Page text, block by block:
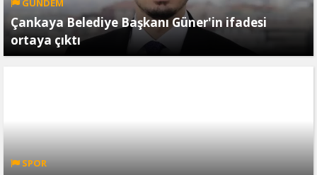
GÜNDEM
Çankaya Belediye Başkanı Güner'in ifadesi
ortaya çıktı
SPOR